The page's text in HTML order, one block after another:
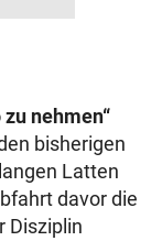
nehmen“
bisherigen
Latten
davor die
Disziplin